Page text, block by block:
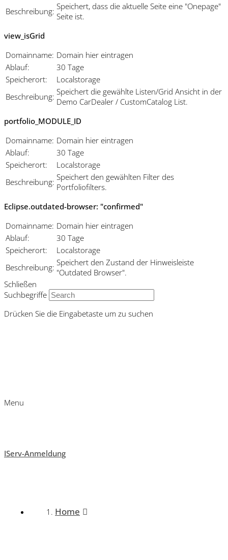
Beschreibung: Speichert, dass die aktuelle Seite eine "Onepage"
Seite ist.
view_isGrid
Domainname: Domain hier eintragen
Ablauf:
30 Tage
Speicherort:
Localstorage
Beschreibung: Speichert die gewählte Listen/Grid Ansicht in der
Demo CarDealer / CustomCatalog List.
portfolio_MODULE_ID
Domainname: Domain hier eintragen
Ablauf:
30 Tage
Speicherort:
Localstorage
Beschreibung: Speichert den gewählten Filter des
Portfoliofilters.
Eclipse.outdated-browser: "confirmed"
Domainname: Domain hier eintragen
Ablauf:
30 Tage
Speicherort:
Localstorage
Beschreibung: Speichert den Zustand der Hinweisleiste
"Outdated Browser".
Schließen
Suchbegriffe
Drücken Sie die Eingabetaste um zu suchen
Menu
IServ-Anmeldung
Home